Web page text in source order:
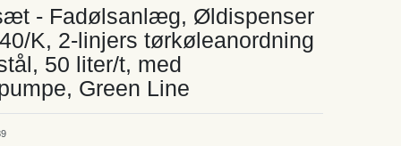
- Fadølsanlæg, Øldispenser
K, 2-linjers tørkøleanordning
50 liter/t, med
Green Line